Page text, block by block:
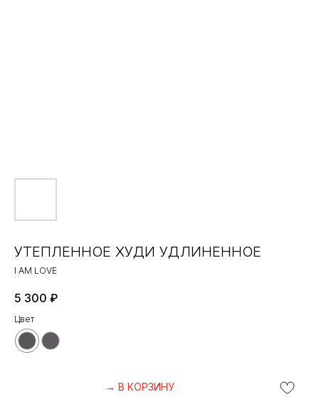
УТЕПЛЕННОЕ ХУДИ УДЛИНЕННОЕ
I AM LOVE
5 300 ₽
Цвет
→ В КОРЗИНУ